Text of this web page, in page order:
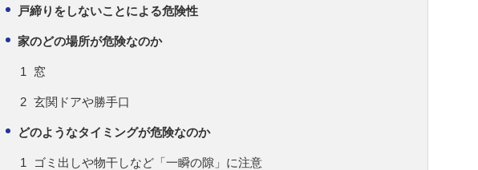
戸締りをしないことによる危険性
家のどの場所が危険なのか
窓
玄関ドアや勝手口
どのようなタイミングが危険なのか
ゴミ出しや物干しなど「一瞬の隙」に注意